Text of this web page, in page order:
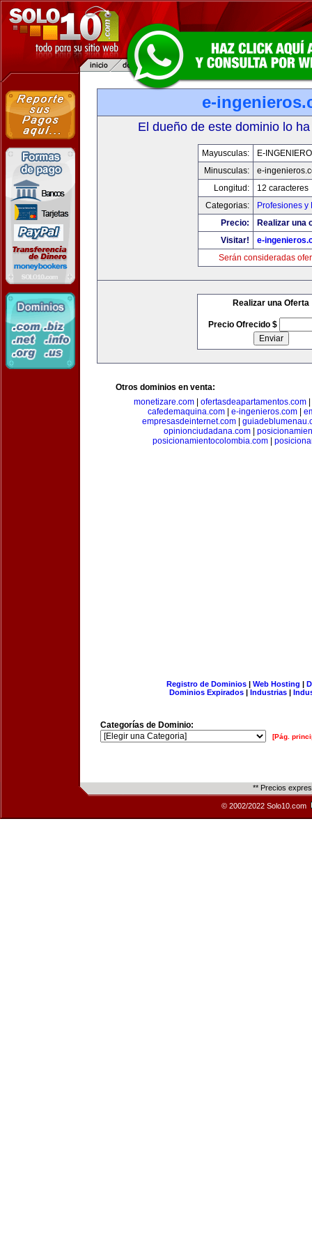
e-
El dueño de este dominio lo
Mayusculas:
E-
Minusculas:
e-
Longitud:
12 caracteres
Categorias:
Profesiones y
Precio:
Realizar una
Visitar!
e-
Serán consideradas
Realizar una Oferta
Precio Ofrecido $
Otros dominios en venta:
monetizare.com
ofertasdeapartamentos.com
cafedemaquina.com
e-ingenieros.com
empresasdeinternet.com|
opinionciudadana.com
posicionamientocolombia.com|
Registro de Dominios| Web Hosting |
Dominios Expirados | Industrias |
Categorías de Dominio:
[Pág.
** Precios
© 2002/2022 Solo10.com